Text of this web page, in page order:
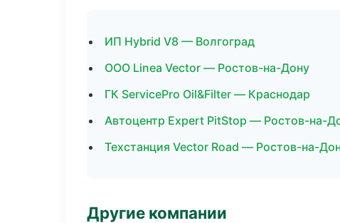
ИП Hybrid V8 — Волгоград
ООО Linea Vector — Ростов-на-Дону
ГК ServicePro Oil&Filter — Краснодар
Автоцентр Expert PitStop — Ростов-на-
Техстанция Vector Road — Ростов-на-
Другие компании